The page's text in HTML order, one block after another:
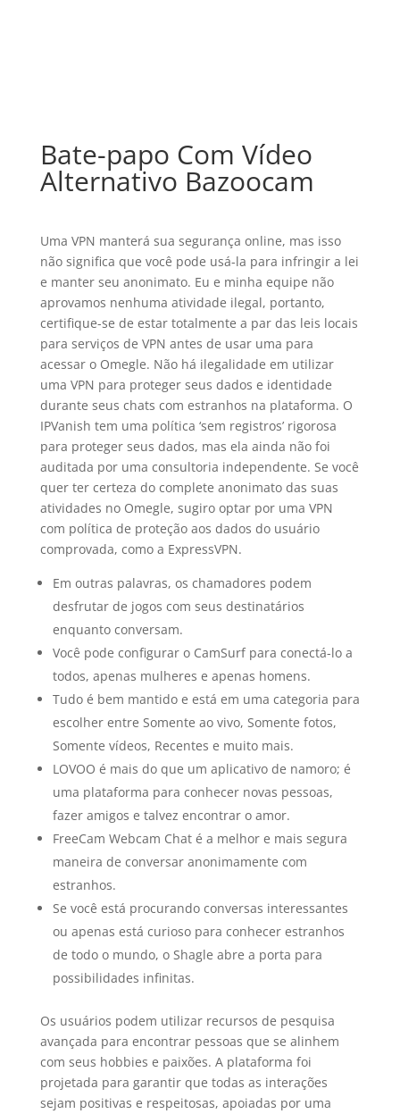
Bate-papo Com Vídeo
Alternativo Bazoocam
Uma VPN manterá sua segurança online, mas isso
não significa que você pode usá-la para infringir a lei
e manter seu anonimato. Eu e minha equipe não
aprovamos nenhuma atividade ilegal, portanto,
certifique-se de estar totalmente a par das leis locais
para serviços de VPN antes de usar uma para
acessar o Omegle. Não há ilegalidade em utilizar
uma VPN para proteger seus dados e identidade
durante seus chats com estranhos na plataforma. O
IPVanish tem uma política ‘sem registros’ rigorosa
para proteger seus dados, mas ela ainda não foi
auditada por uma consultoria independente. Se você
quer ter certeza do complete anonimato das suas
atividades no Omegle, sugiro optar por uma VPN
com política de proteção aos dados do usuário
comprovada, como a ExpressVPN.
Em outras palavras, os chamadores podem
desfrutar de jogos com seus destinatários
enquanto conversam.
Você pode configurar o CamSurf para conectá-lo a
todos, apenas mulheres e apenas homens.
Tudo é bem mantido e está em uma categoria para
escolher entre Somente ao vivo, Somente fotos,
Somente vídeos, Recentes e muito mais.
LOVOO é mais do que um aplicativo de namoro; é
uma plataforma para conhecer novas pessoas,
fazer amigos e talvez encontrar o amor.
FreeCam Webcam Chat é a melhor e mais segura
maneira de conversar anonimamente com
estranhos.
Se você está procurando conversas interessantes
ou apenas está curioso para conhecer estranhos
de todo o mundo, o Shagle abre a porta para
possibilidades infinitas.
Os usuários podem utilizar recursos de pesquisa
avançada para encontrar pessoas que se alinhem
com seus hobbies e paixões. A plataforma foi
projetada para garantir que todas as interações
sejam positivas e respeitosas, apoiadas por uma